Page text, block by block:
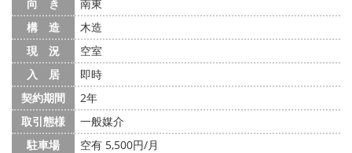
向 き
南東
構 造
木造
現 況
空室
入 居
即時
契約期間
2年
取引態様
一般媒介
駐車場
空有 5,500円/月